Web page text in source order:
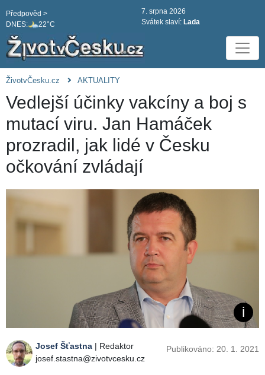
DNES: 22°C
Předpověd >
7. srpna 2026
Svátek slaví: Lada
ŽivotvČesku.cz AKTUALITY
Vedlejší účinky vakcíny a boj s
mutací viru. Jan Hamáček
prozradil, jak lidé v Česku
očkování zvládají
Josef Šťastna | Redaktor
josef.stastna@zivotvcesku.cz
Publikováno: 20. 1. 2021